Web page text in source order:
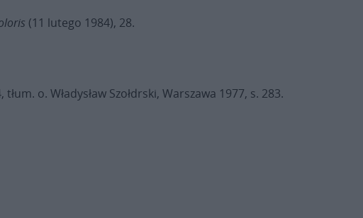
(11 lutego 1984), 28.
tłum. o. Władysław Szołdrski, Warszawa 1977, s. 283.